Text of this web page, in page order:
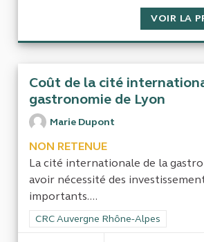
VOIR LA
Coût de la cité
gastronomie de Lyon
Marie Dupont
NON RETENUE
La cité internationale de la
avoir nécessité des
importants....
Filtrer les résultats de la catégorie :
CRC Auvergne Rhône-Alpes